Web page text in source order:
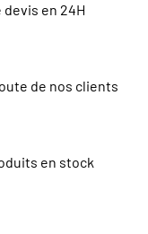
en 24H
de nos clients
en stock